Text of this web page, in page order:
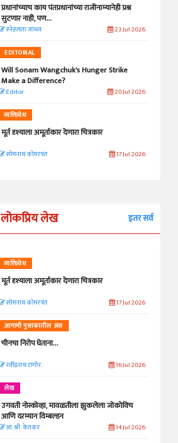
प्रधानांच्याच काय पंतप्रधानांच्या राजीनाम्यानेही प्रश्न
सुटणार नाही, पण...
स्नेहलता जाधव 23 Jul 2026
EDITORIAL
Will Sonam Wangchuk's Hunger Strike
Make a Difference?
Editor 20 Jul 2026
व्यक्तिवेध
मूर्त दृश्याला अमूर्ताकार देणारा चित्रकार
सोमनाथ कोमरपंत 17 Jul 2026
लोकप्रिय लेख इतर सर्व
व्यक्तिवेध
मूर्त दृश्याला अमूर्ताकार देणारा चित्रकार
सोमनाथ कोमरपंत 17 Jul 2026
आगामी पुस्तकातील अंश
चीनचा निरोप घेताना...
रवींद्रनाथ टागोर. 16 Jul 2026
लेख
उगवती नोस्कोव्हा, मावळतीला झुकलेला जोकोविच
आणि दरम्यान विम्बल्डन
आ. श्री. केतकर 14 Jul 2026